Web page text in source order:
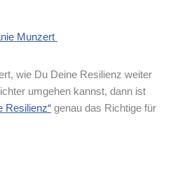
Munzert
wie Du Deine Resilienz weiter
umgehen kannst, dann ist
Resilienz“ genau das Richtige für